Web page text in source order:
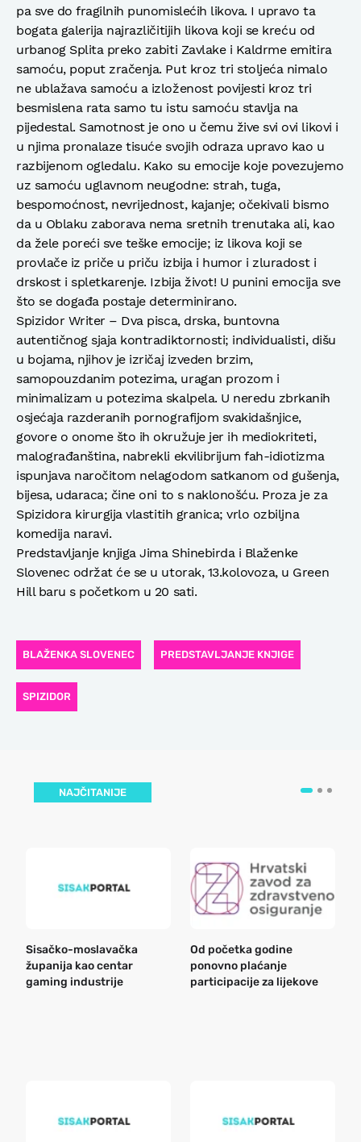
pa sve do fragilnih punomislećih likova. I upravo ta
bogata galerija najrazličitijih likova koji se kreću od
urbanog Splita preko zabiti Zavlake i Kaldrme emitira
samoću, poput zračenja. Put kroz tri stoljeća nimalo
ne ublažava samoću a izloženost povijesti kroz tri
besmislena rata samo tu istu samoću stavlja na
pijedestal. Samotnost je ono u čemu žive svi ovi likovi i
u njima pronalaze tisuće svojih odraza upravo kao u
razbijenom ogledalu. Kako su emocije koje povezujemo
uz samoću uglavnom neugodne: strah, tuga,
bespomoćnost, nevrijednost, kajanje; očekivali bismo
da u Oblaku zaborava nema sretnih trenutaka ali, kao
da žele poreći sve teške emocije; iz likova koji se
provlače iz priče u priču izbija i humor i zluradost i
drskost i spletkarenje. Izbija život! U punini emocija sve
što se događa postaje determinirano.
Spizidor Writer – Dva pisca, drska, buntovna
autentičnog sjaja kontradiktornosti; individualisti, dišu
u bojama, njihov je izričaj izveden brzim,
samopouzdanim potezima, uragan prozom i
minimalizam u potezima skalpela. U neredu zbrkanih
osjećaja razderanih pornografijom svakidašnjice,
govore o onome što ih okružuje jer ih mediokriteti,
malograđanština, nabrekli ekvilibrijum fah-idiotizma
ispunjava naročitom nelagodom satkanom od gušenja,
bijesa, udaraca; čine oni to s naklonošću. Proza je za
Spizidora kirurgija vlastitih granica; vrlo ozbiljna
komedija naravi.
Predstavljanje knjiga Jima Shinebirda i Blaženke
Slovenec održat će se u utorak, 13.kolovoza, u Green
Hill baru s početkom u 20 sati.
BLAŽENKA SLOVENEC PREDSTAVLJANJE KNJIGE
SPIZIDOR
NAJČITANIJE
Sisačko-moslavačka
županija kao centar
gaming industrije
Od početka godine
ponovno plaćanje
participacije za lijekove